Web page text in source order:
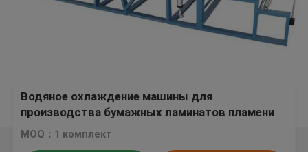
Водяное охлаждение машины для
производства бумажных ламинатов пламени
автомобильной промышленности
MOQ：1 комплект